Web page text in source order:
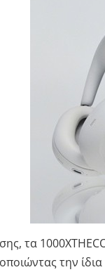
τα
την